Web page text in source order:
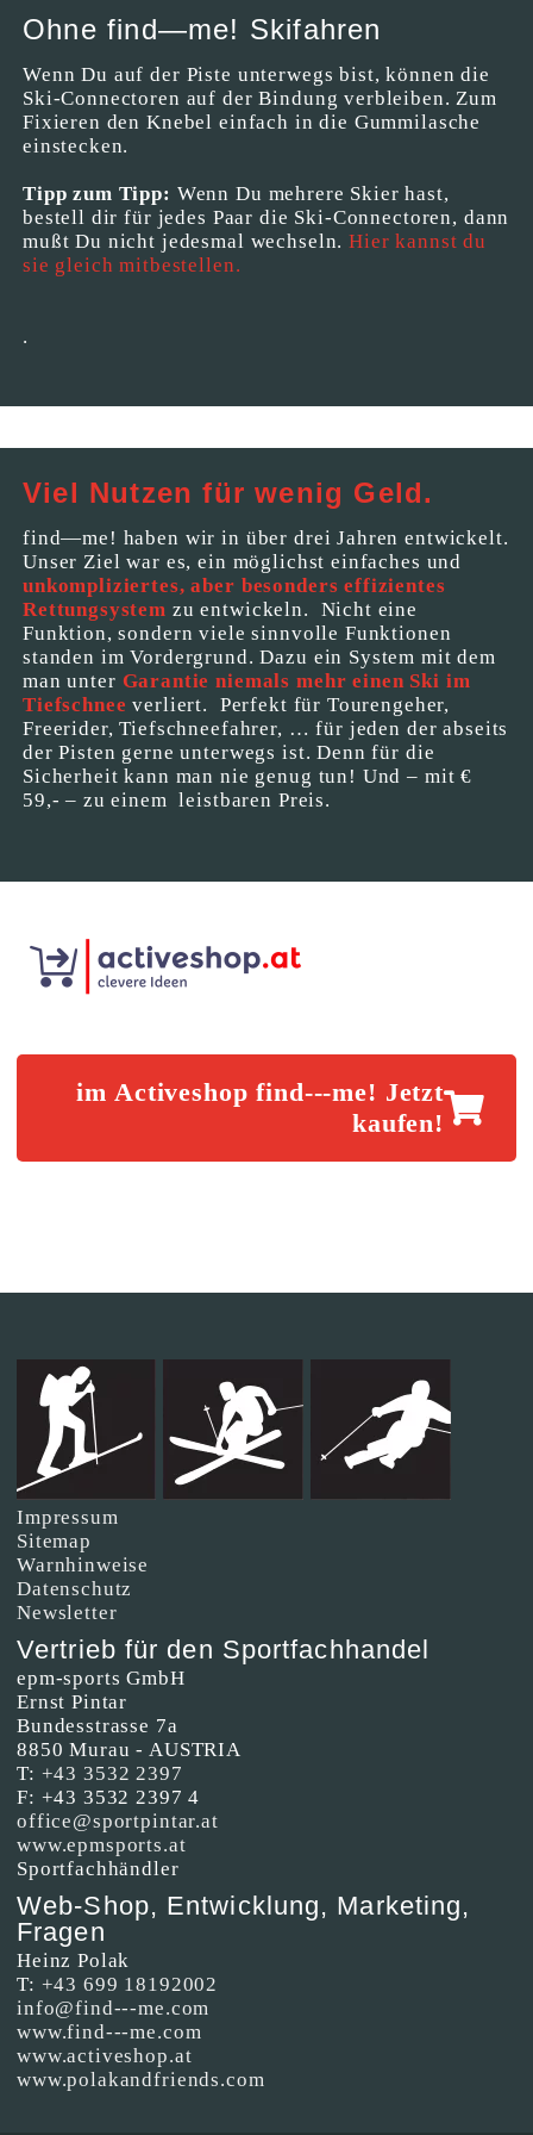
Ohne find—me! Skifahren
Wenn Du auf der Piste unterwegs bist, können die
Ski-Connectoren auf der Bindung verbleiben. Zum
Fixieren den Knebel einfach in die Gummilasche
einstecken.
Tipp zum Tipp: Wenn Du mehrere Skier hast,
bestell dir für jedes Paar die Ski-Connectoren, dann
mußt Du nicht jedesmal wechseln.Hier kannst du
sie gleich mitbestellen.
.
Viel Nutzen für wenig Geld.
find—me! haben wir in über drei Jahren entwickelt.
Unser Ziel war es, ein möglichst einfaches und
unkompliziertes, aber besonders effizientes
Rettungsystem zu entwickeln. Nicht eine
Funktion, sondern viele sinnvolle Funktionen
standen im Vordergrund. Dazu ein System mit dem
man unter Garantie niemals mehr einen Ski im
Tiefschnee verliert. Perfekt für Tourengeher,
Freerider, Tiefschneefahrer, … für jeden der abseits
der Pisten gerne unterwegs ist. Denn für die
Sicherheit kann man nie genug tun! Und – mit €
59,- – zu einem leistbaren Preis.
im Activeshop find---me! Jetzt
kaufen!
Impressum
Sitemap
Warnhinweise
Datenschutz
Newsletter
Vertrieb für den Sportfachhandel
epm-sports GmbH
Ernst Pintar
Bundesstrasse 7a
8850 Murau - AUSTRIA
T: +43 3532 2397
F: +43 3532 2397 4
office@sportpintar.at
www.epmsports.at
Sportfachhändler
Web-Shop, Entwicklung, Marketing,
Fragen
Heinz Polak
T: +43 699 18192002
info@find---me.com
www.find---me.com
www.activeshop.at
www.polakandfriends.com